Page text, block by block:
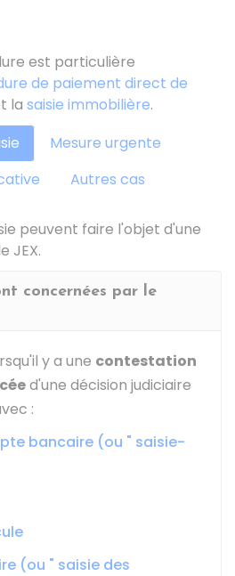
est particulière
de paiement direct de
la saisie immobilière.
Mesure urgente
Autres cas
peuvent faire l'objet d'une
JEX.
concernées par le
y a une contestation
d'une décision judiciaire
:
bancaire (ou " saisie-
(ou " saisie des